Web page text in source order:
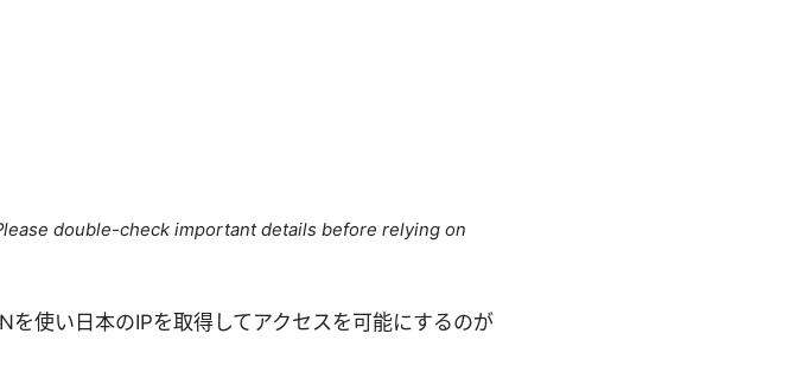
double-check important details before relying on
使い日本のIPを取得してアクセスを可能にするのが